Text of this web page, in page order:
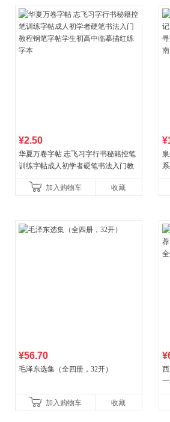
¥2.50
华夏万卷字帖 志飞习字行书秘籍控笔
训练字帖成人初学者硬笔书法入门教
加入购物车 收藏
¥56.70
毛泽东选集（全四册，32开）
加入购物车 收藏